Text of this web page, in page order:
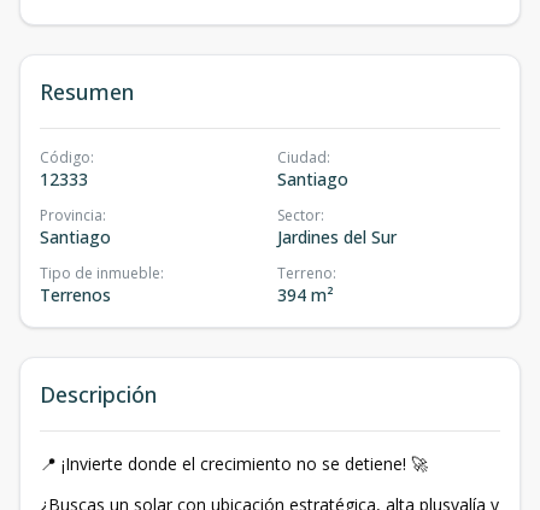
Resumen
Código:
12333
Ciudad:
Santiago
Provincia:
Santiago
Sector:
Jardines del Sur
Tipo de inmueble:
Terrenos
Terreno:
394 m²
Descripción
📍 ¡Invierte donde el crecimiento no se detiene! 🚀
¿Buscas un solar con ubicación estratégica, alta plusvalía y